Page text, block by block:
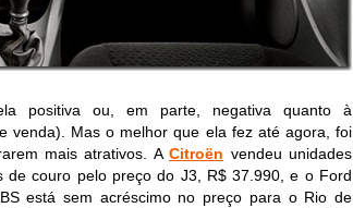
positiva ou, em parte, negativa quanto à
venda). Mas o melhor que ela fez até agora, foi
mais atrativos. ACitroën vendeu unidades
de couro pelo preço do J3, R$ 37.990, e o Ford
está sem acréscimo no preço para o Rio de